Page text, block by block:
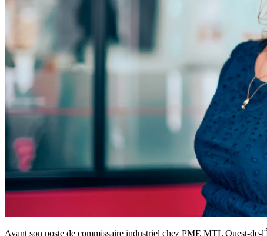
Avant son poste de commissaire industriel chez PME MTL Ouest-de-